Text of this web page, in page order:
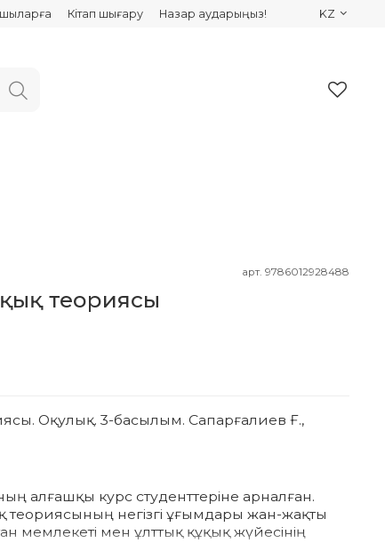
Кітап шығару Назар аударыңыз! KZ
арт. 9786012928488
теориясы
Оқулық. 3-басылым. Сапарғалиев Ғ.,
алғашқы курс студенттеріне арналған.
теориясының негізгі ұғымдары жан-жақты
мемлекеті мен ұлттық құқық жүйесінің